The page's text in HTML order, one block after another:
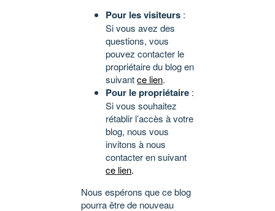
Pour les visiteurs :
Si vous avez des
questions, vous
pouvez contacter le
propriétaire du blog en
suivantce lien.
Pour le propriétaire :
Si vous souhaitez
rétablir l’accès à votre
blog, nous vous
invitons à nous
contacter en suivant
ce lien.
Nous espérons que ce blog
pourra être de nouveau